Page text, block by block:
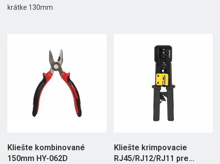
krátke 130mm
Kliešte kombinované
150mm HY-062D
Kliešte krimpovacie
RJ45/RJ12/RJ11 pre